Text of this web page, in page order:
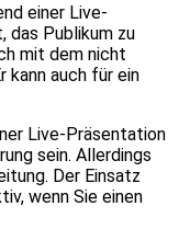
einer Live-
das Publikum zu
mit dem nicht
kann auch für ein
Live-Präsentation
sein. Allerdings
Der Einsatz
wenn Sie einen